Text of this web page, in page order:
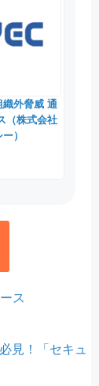
織外脅威 通
（株式会社
）
ス
見！「セキュ